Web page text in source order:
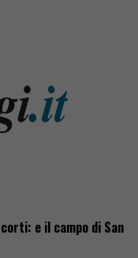
e il campo di San